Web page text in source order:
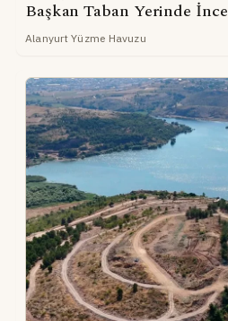
Başkan Taban Yerinde
Alanyurt Yüzme Havuzu